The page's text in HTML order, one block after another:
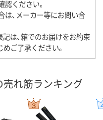
ください。
は、メーカー等にお問い合
記は、箱でのお届けをお約束
ご了承ください。
れ筋ランキング